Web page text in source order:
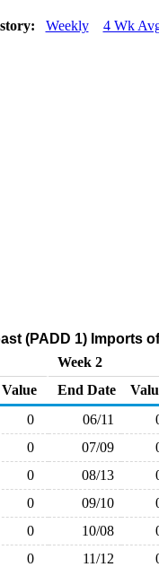
Weekly 4 Wk
(PADD 1) Imports
Week 2
Value End Date
0 06/11
0 07/09
0 08/13
0 09/10
0 10/08
0 11/12